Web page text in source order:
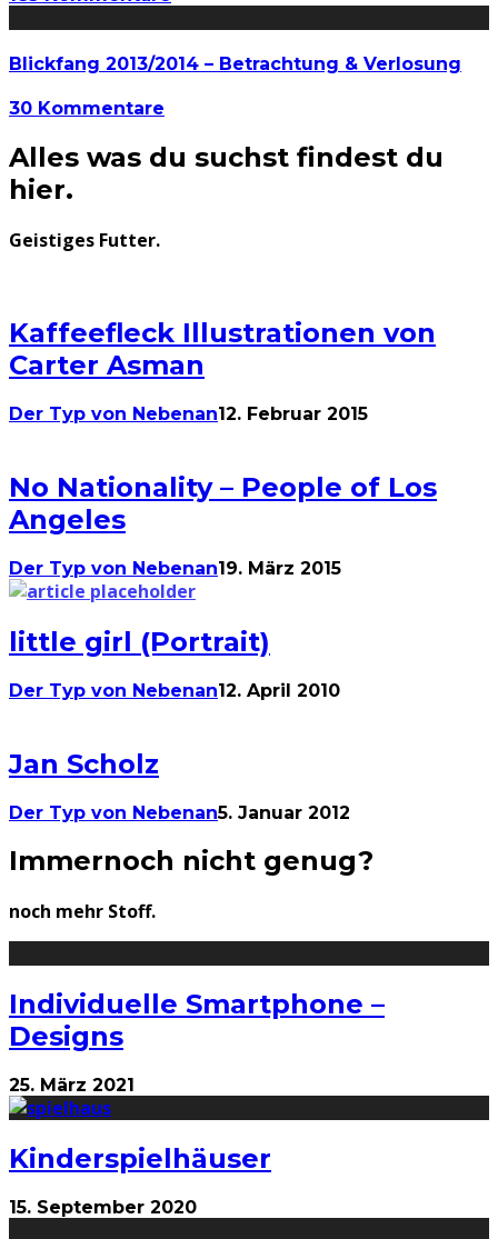
Blickfang 2013/2014 – Betrachtung & Verlosung
30 Kommentare
Alles was du suchst findest du
hier.
Geistiges Futter.
Kaffeefleck Illustrationen von
Carter Asman
Der Typ von Nebenan12. Februar 2015
No Nationality – People of Los
Angeles
Der Typ von Nebenan19. März 2015
little girl (Portrait)
Der Typ von Nebenan12. April 2010
Jan Scholz
Der Typ von Nebenan5. Januar 2012
Immernoch nicht genug?
noch mehr Stoff.
Individuelle Smartphone –
Designs
25. März 2021
Kinderspielhäuser
15. September 2020